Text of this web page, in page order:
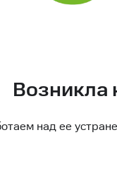
Возникла
над ее